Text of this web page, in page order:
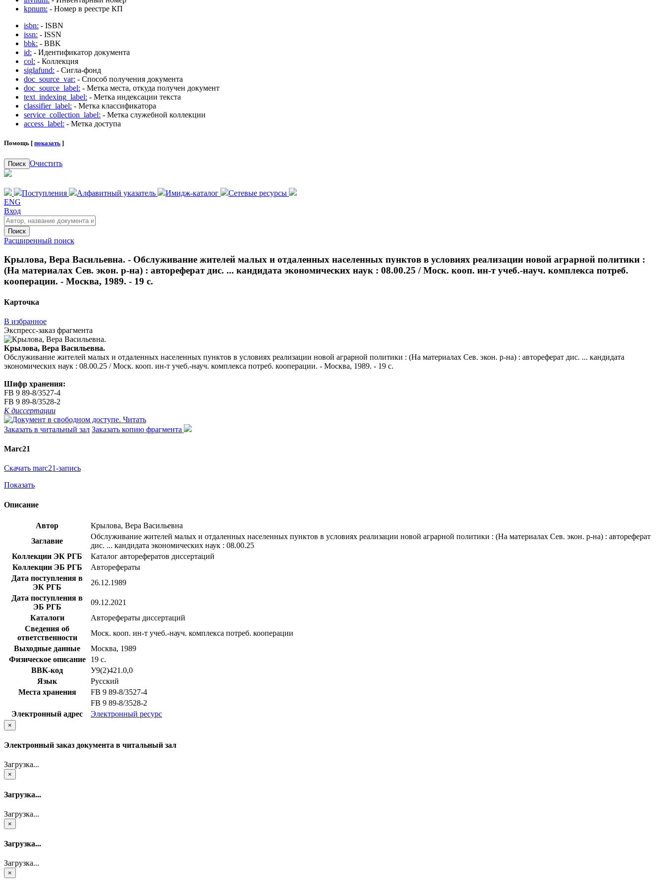
kpnum: - Номер в реестре КП
isbn: - ISBN
issn: - ISSN
bbk: - BBK
id: - Идентификатор документа
col: - Коллекция
siglafund: - Сигла-фонд
doc_source_var: - Способ получения документа
doc_source_label: - Метка места, откуда получен документ
text_indexing_label: - Метка индексации текста
classifier_label: - Метка классификатора
service_collection_label: - Метка служебной коллекции
access_label: - Метка доступа
Помощь [ показать ]
Поиск Очистить
Поступления Алфавитный указатель Имидж-каталог
Сетевые ресурсы
ENG
Вход
Поиск
Расширенный поиск
Крылова, Вера Васильевна. - Обслуживание жителей малых и отдаленных населенных пунктов в условиях реализации новой аграрной политики :
(На материалах Сев. экон. р-на) : автореферат дис. ... кандидата экономических наук : 08.00.25 / Моск. кооп. ин-т учеб.-науч. комплекса потреб.
кооперации. - Москва, 1989. - 19 с.
Карточка
В избранное
Экспресс-заказ фрагмента
Крылова, Вера Васильевна.
Обслуживание жителей малых и отдаленных населенных пунктов в условиях реализации новой аграрной политики : (На материалах Сев. экон. р-на) : автореферат дис. ... кандидата
экономических наук : 08.00.25 / Моск. кооп. ин-т учеб.-науч. комплекса потреб. кооперации. - Москва, 1989. - 19 с.
Шифр хранения:
FB 9 89-8/3527-4
FB 9 89-8/3528-2
К диссертации
Читать
Заказать в читальный зал Заказать копию фрагмента
Marc21
Скачать marc21-запись
Показать
Описание
Автор
Крылова, Вера Васильевна
Заглавие
Обслуживание жителей малых и отдаленных населенных пунктов в условиях реализации новой аграрной политики : (На материалах Сев. экон. р-на) : автореферат
дис. ... кандидата экономических наук : 08.00.25
Коллекции ЭК РГБ
Каталог авторефератов диссертаций
Коллекции ЭБ РГБ
Авторефераты
Дата поступления в
ЭК РГБ
26.12.1989
Дата поступления в
ЭБ РГБ
09.12.2021
Каталоги
Авторефераты диссертаций
Сведения об
ответственности
Моск. кооп. ин-т учеб.-науч. комплекса потреб. кооперации
Выходные данные
Москва, 1989
Физическое описание
19 с.
BBK-код
У9(2)421.0,0
Язык
Русский
Места хранения
FB 9 89-8/3527-4
FB 9 89-8/3528-2
Электронный адрес
Электронный ресурс
×
Электронный заказ документа в читальный зал
Загрузка...
×
Загрузка...
Загрузка...
×
Загрузка...
Загрузка...
×